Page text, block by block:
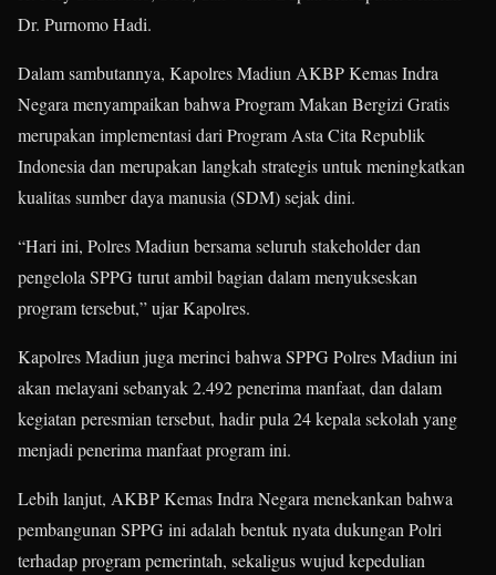
Dr. Purnomo Hadi.
Dalam sambutannya, Kapolres Madiun AKBP Kemas Indra
Negara menyampaikan bahwa Program Makan Bergizi Gratis
merupakan implementasi dari Program Asta Cita Republik
Indonesia dan merupakan langkah strategis untuk meningkatkan
kualitas sumber daya manusia (SDM) sejak dini.
“Hari ini, Polres Madiun bersama seluruh stakeholder dan
pengelola SPPG turut ambil bagian dalam menyukseskan
program tersebut,” ujar Kapolres.
Kapolres Madiun juga merinci bahwa SPPG Polres Madiun ini
akan melayani sebanyak 2.492 penerima manfaat, dan dalam
kegiatan peresmian tersebut, hadir pula 24 kepala sekolah yang
menjadi penerima manfaat program ini.
Lebih lanjut, AKBP Kemas Indra Negara menekankan bahwa
pembangunan SPPG ini adalah bentuk nyata dukungan Polri
terhadap program pemerintah, sekaligus wujud kepedulian